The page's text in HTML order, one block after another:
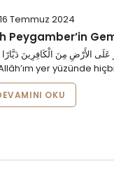
16 Temmuz 2024
Peygamber’in
yer yüzünde
OKU